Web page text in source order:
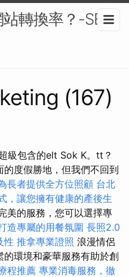
轉換率？-SEO
(167)
級包含的elt Sok K。tt？
度假勝地，但我們不回到
長者提供全方位照顧 台北
，讓您擁有健康的產後生
美的服務，您可以選擇專
造專屬的用餐氛圍 長照2.0
性 推拿專業證照 浪漫情侶
環境和豪華服務有助於創
程推薦 專業消毒服務，徹